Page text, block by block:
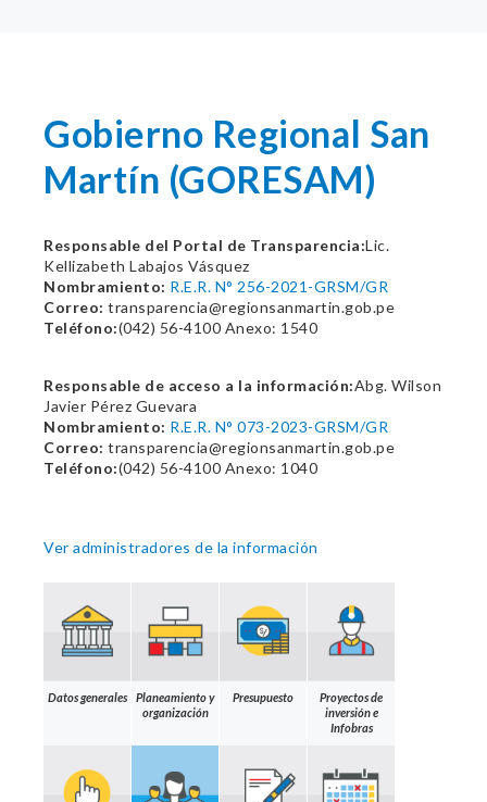
Gobierno Regional San
Martín (GORESAM)
Responsable del Portal de Transparencia:Lic.
Kellizabeth Labajos Vásquez
Nombramiento: R.E.R. N° 256-2021-GRSM/GR
Correo: transparencia@regionsanmartin.gob.pe
Teléfono:(042) 56-4100 Anexo: 1540
Responsable de acceso a la información:Abg. Wilson
Javier Pérez Guevara
Nombramiento: R.E.R. N° 073-2023-GRSM/GR
Correo: transparencia@regionsanmartin.gob.pe
Teléfono:(042) 56-4100 Anexo: 1040
Ver administradores de la información
Datos generales
Planeamiento y
organización
Presupuesto
Proyectos de
inversión e
Infobras